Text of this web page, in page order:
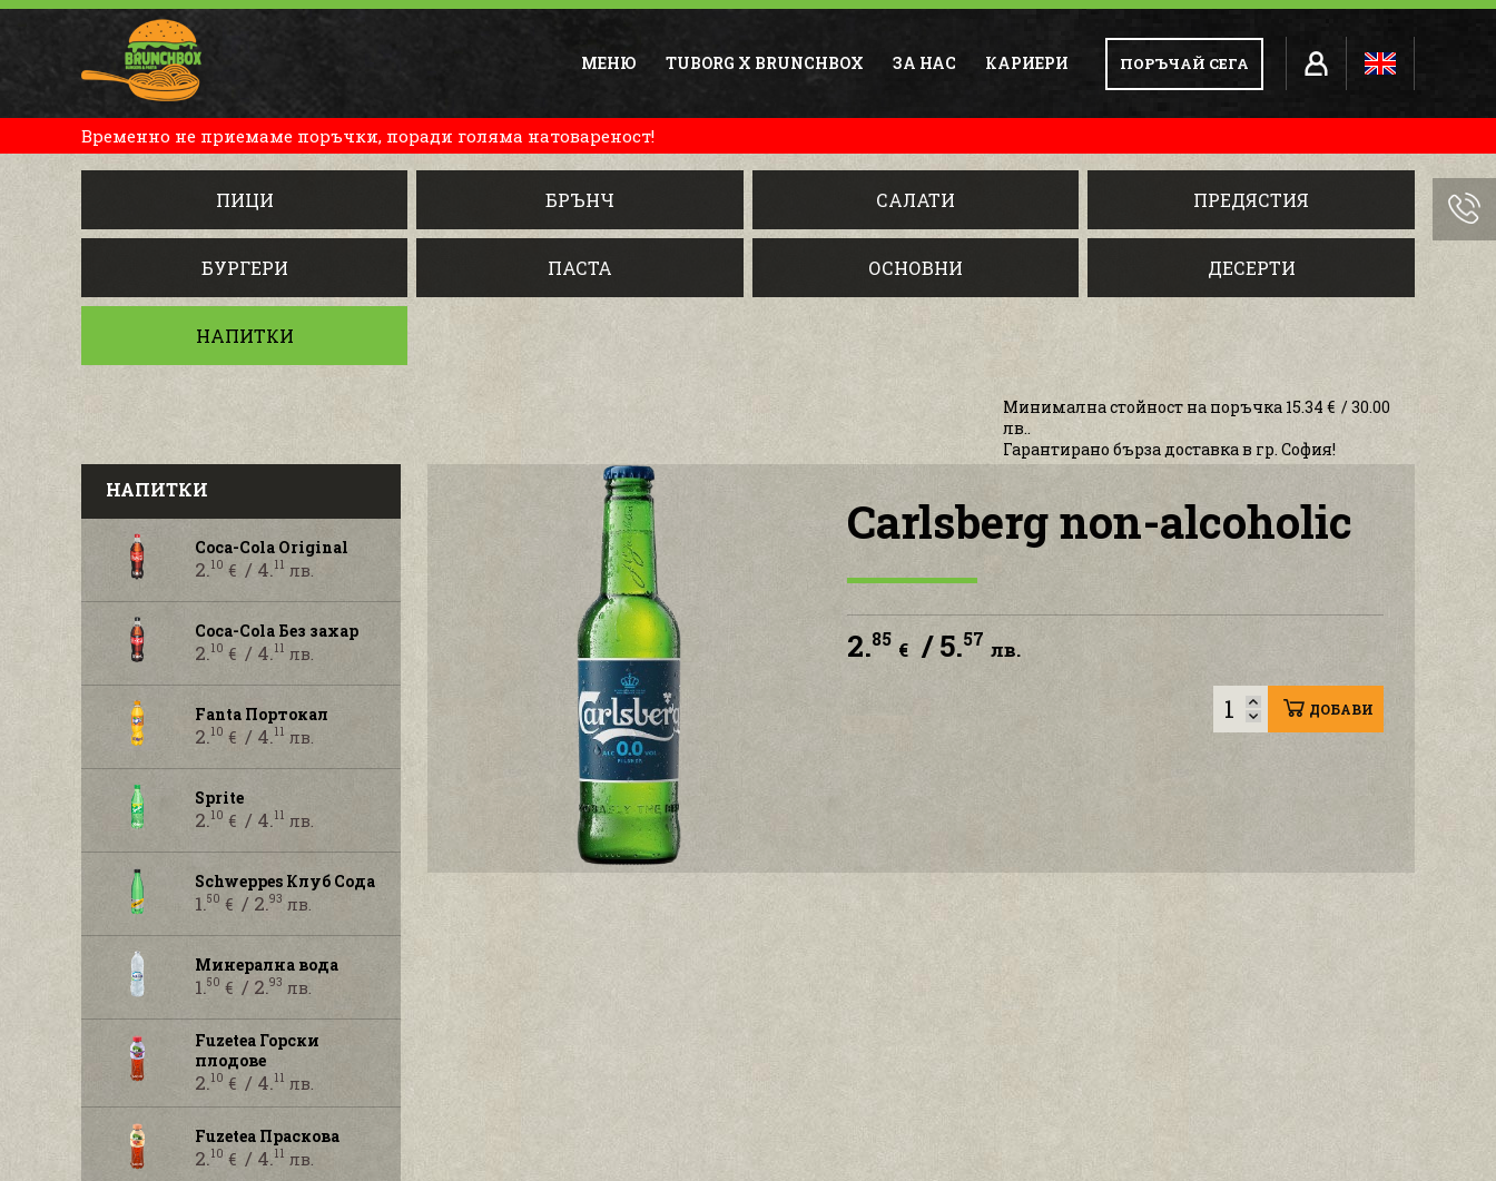
МЕНЮ TUBORG X BRUNCHBOX ЗА НАС КАРИЕРИ ПОРЪЧАЙ СЕГА
Временно не приемаме поръчки, поради голяма натовареност!
ПИЦИ БРЪНЧ САЛАТИ ПРЕДЯСТИЯ
БУРГЕРИ ПАСТА ОСНОВНИ ДЕСЕРТИ
НАПИТКИ
Минимална стойност на поръчка 15.34 € / 30.00
лв..
Гарантирано бърза доставка в гр. София!
НАПИТКИ
Coca-Cola Original
2.10 €/ 4.11 лв.
Coca-Cola Без захар
2.10 €/ 4.11 лв.
Fanta Портокал
2.10 €/ 4.11 лв.
Sprite
2.10 €/ 4.11 лв.
Schweppes Клуб Сода
1.50 €/ 2.93 лв.
Минерална вода
1.50 €/ 2.93 лв.
Fuzetea Горски
плодове
2.10 €/ 4.11 лв.
Fuzetea Праскова
2.10 €/ 4.11 лв.
Carlsberg non-alcoholic
2.85 €/ 5.57 лв.
ДОБАВИ